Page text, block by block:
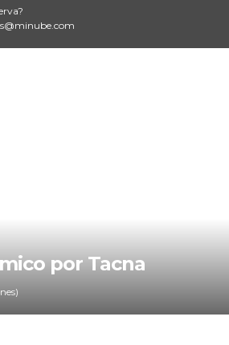
por Tacna